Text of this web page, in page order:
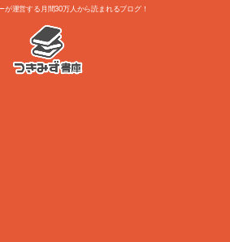
が運営する月間30万人から読まれるブログ！